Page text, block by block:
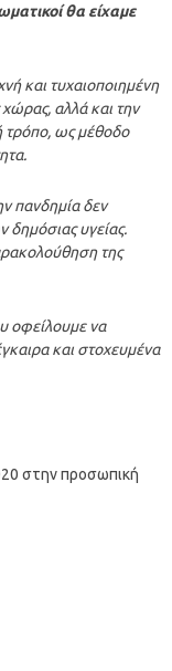
θα είχαμε
και τυχαιοποιημένη
χώρας, αλλά και την
τρόπο, ως μέθοδο
πανδημία δεν
υγείας.
της
οφείλουμε να
και στοχευμένα
στην προσωπική